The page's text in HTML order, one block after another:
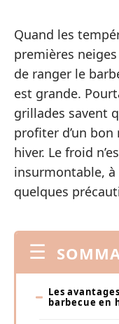
Quand les
premières
de ranger le
est grande.
grillades savent
profiter d’un bon
hiver. Le froid
insurmontable,
quelques
Les
barbecue en